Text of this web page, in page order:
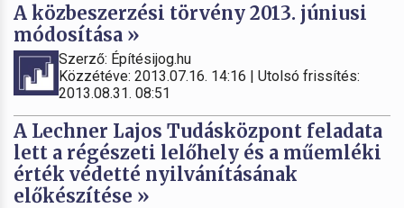
A közbeszerzési törvény 2013. júniusi
módosítása »
Szerző: Építésijog.hu
Közzétéve: 2013.07.16. 14:16 | Utolsó frissítés:
2013.08.31. 08:51
A Lechner Lajos Tudásközpont feladata
lett a régészeti lelőhely és a műemléki
érték védetté nyilvánításának
előkészítése »